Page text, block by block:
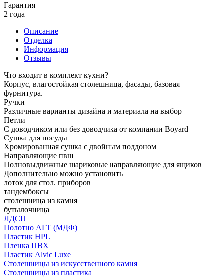
Гарантия
2 года
Описание
Отделка
Информация
Отзывы
Что входит в комплект кухни?
Корпус, влагостойкая столешница, фасады, базовая
фурнитура.
Ручки
Различные варианты дизайна и материала на выбор
Петли
С доводчиком или без доводчика от компании Boyard
Сушка для посуды
Хромированная сушка с двойным поддоном
Направляющие пвш
Полновыдвижные шариковые направляющие для ящиков
Дополнительно можно установить
лоток для стол. приборов
тандембоксы
столешница из камня
бутылочница
ЛДСП
Полотно АГТ (МДФ)
Пластик HPL
Пленка ПВХ
Пластик Alvic Luxe
Столешницы из искусственного камня
Столешницы из пластика